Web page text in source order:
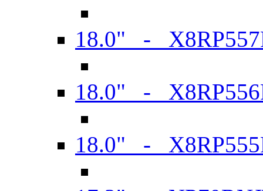
18.0" -
18.0" -
18.0" -